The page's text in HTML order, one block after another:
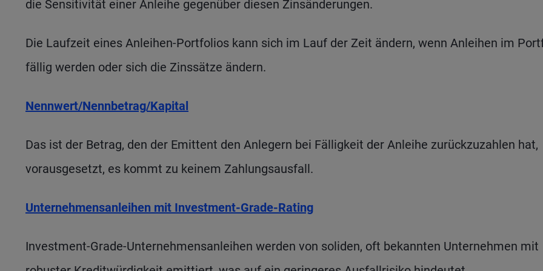
die Sensitivität einer Anleihe gegenüber diesen Zinsänderungen.
Die Laufzeit eines Anleihen-Portfolios kann sich im Lauf der Zeit ändern, wenn Anleihen im
fällig werden oder sich die Zinssätze ändern.
Nennwert/Nennbetrag/Kapital
Das ist der Betrag, den der Emittent den Anlegern bei Fälligkeit der Anleihe zurückzuzahlen hat,
vorausgesetzt, es kommt zu keinem Zahlungsausfall.
Unternehmensanleihen mit Investment-Grade-Rating
Investment-Grade-Unternehmensanleihen werden von soliden, oft bekannten Unternehmen mit